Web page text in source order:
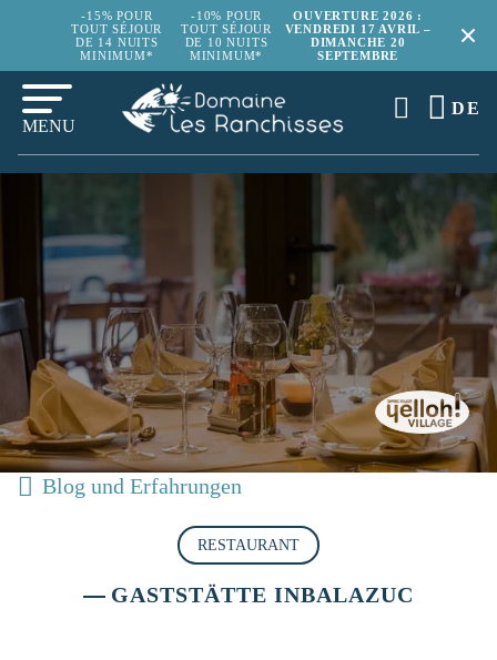
-15% POUR
TOUT SÉJOUR
DE 14 NUITS
MINIMUM*
-10% POUR
TOUT SÉJOUR
DE 10 NUITS
MINIMUM*
OUVERTURE 2026 :
VENDREDI 17 AVRIL –
DIMANCHE 20
SEPTEMBRE
MENU
DE
Blog und Erfahrungen
RESTAURANT
GASTSTÄTTE INBALAZUC